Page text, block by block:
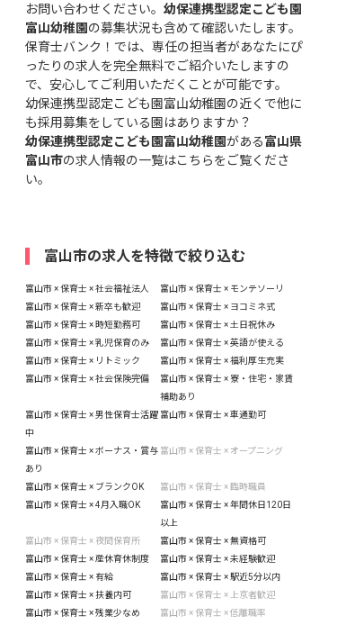
お問い合わせください。 幼保連携型認定こども園
富山幼稚園の募集状況も含めて確認いたします。
保育士バンク！では、専任の担当者があなたにぴ
ったりの求人を完全無料でご紹介いたしますの
で、安心してご利用いただくことが可能です。
幼保連携型認定こども園富山幼稚園の近くで他に
も採用募集をしている園はありますか？
幼保連携型認定こども園富山幼稚園がある富山県
富山市の求人情報の一覧はこちらをご覧くださ
い。
富山市の求人を特徴で絞り込む
富山市 × 保育士 × 社会福祉法人
富山市 × 保育士 × モンテソーリ
富山市 × 保育士 × 新卒も歓迎
富山市 × 保育士 × ヨコミネ式
富山市 × 保育士 × 時短勤務可
富山市 × 保育士 × 土日祝休み
富山市 × 保育士 × 乳児保育のみ
富山市 × 保育士 × 英語が使える
富山市 × 保育士 × リトミック
富山市 × 保育士 × 福利厚生充実
富山市 × 保育士 × 社会保険完備
富山市 × 保育士 × 寮・住宅・家賃
補助あり
富山市 × 保育士 × 男性保育士活躍
中
富山市 × 保育士 × 車通勤可
富山市 × 保育士 × ボーナス・賞与
あり
富山市 × 保育士 × オープニング
富山市 × 保育士 × ブランクOK
富山市 × 保育士 × 臨時職員
富山市 × 保育士 × 4月入職OK
富山市 × 保育士 × 年間休日120日
以上
富山市 × 保育士 × 夜間保育所
富山市 × 保育士 × 無資格可
富山市 × 保育士 × 産休育休制度
富山市 × 保育士 × 未経験歓迎
富山市 × 保育士 × 有給
富山市 × 保育士 × 駅近5分以内
富山市 × 保育士 × 扶養内可
富山市 × 保育士 × 上京者歓迎
富山市 × 保育士 × 残業少なめ
富山市 × 保育士 × 低離職率